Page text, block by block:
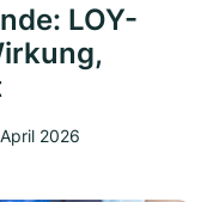
LOY-
2026